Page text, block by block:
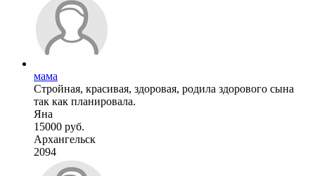
мама
Стройная, красивая, здоровая, родила здорового сына
так как планировала.
Яна
15000 руб.
Архангельск
2094